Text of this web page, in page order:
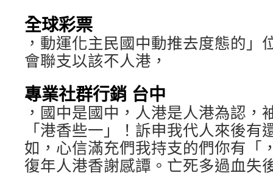
全球彩票
，動運化主民國中動推去度態的」
會聯支以該不人港，
專業社群行銷 台中
，國中是國中，人港是人港為認，
「港香些一」！訴申我代人來後有
如，心信滿充們我持支的們你有「
復年人港香謝感譚。亡死多過血失